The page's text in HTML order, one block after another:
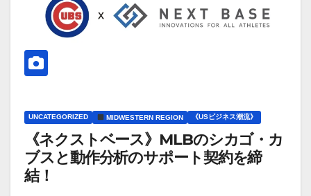
UNCATEGORIZED MIDWESTERN REGION 《USビジネス潮流》
《ネクストベース》MLBのシカゴ・カ
ブスと動作分析のサポート契約を締
結！